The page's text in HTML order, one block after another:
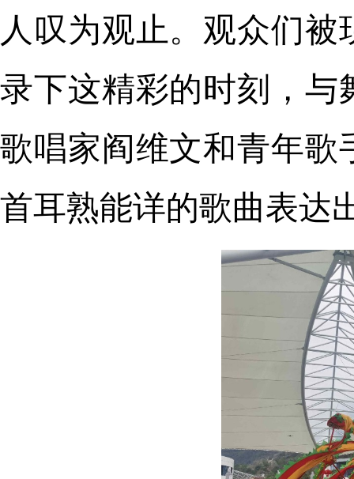
人叹为观止。观众们
录下这精彩的时刻，与
歌唱家阎维文和青年歌
首耳熟能详的歌曲表达